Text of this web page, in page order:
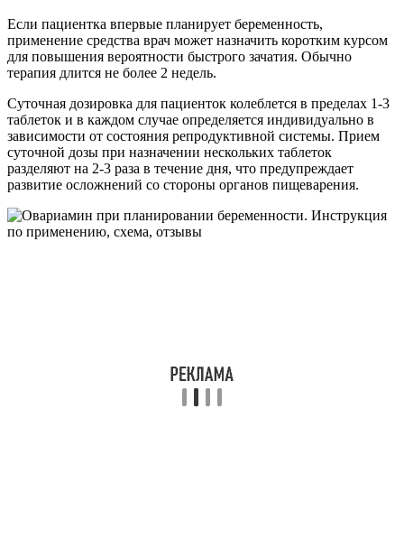
Если пациентка впервые планирует беременность,
применение средства врач может назначить коротким курсом
для повышения вероятности быстрого зачатия. Обычно
терапия длится не более 2 недель.
Суточная дозировка для пациенток колеблется в пределах 1-3
таблеток и в каждом случае определяется индивидуально в
зависимости от состояния репродуктивной системы. Прием
суточной дозы при назначении нескольких таблеток
разделяют на 2-3 раза в течение дня, что предупреждает
развитие осложнений со стороны органов пищеварения.